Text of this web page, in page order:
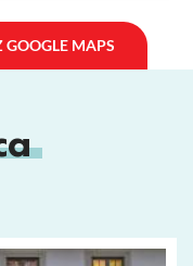
GOOGLE MAPS